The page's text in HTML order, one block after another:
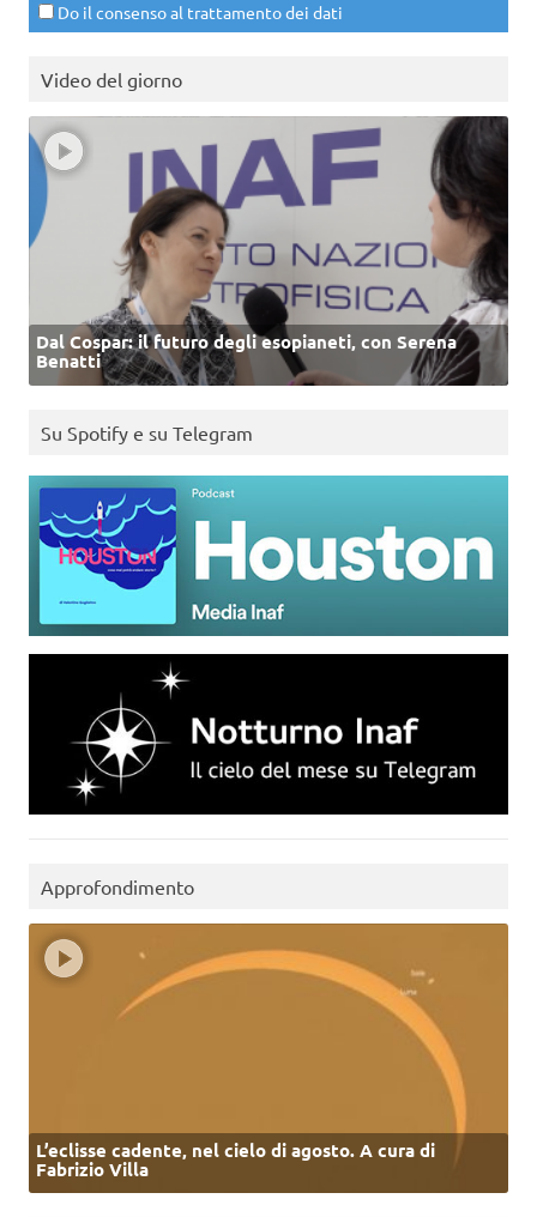
Do il consenso al trattamento dei dati
Video del giorno
Dal Cospar: il futuro degli esopianeti, con Serena
Benatti
Su Spotify e su Telegram
Approfondimento
L’eclisse cadente, nel cielo di agosto. A cura di
Fabrizio Villa